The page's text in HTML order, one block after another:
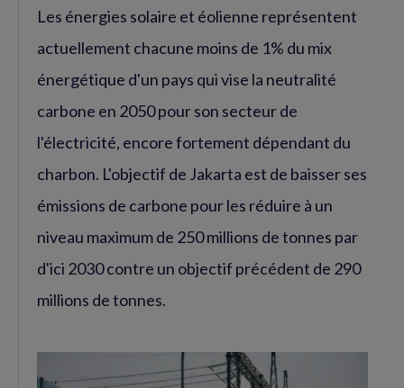
Les énergies solaire et éolienne représentent
actuellement chacune moins de 1% du mix
énergétique d'un pays qui vise la neutralité
carbone en 2050 pour son secteur de
l'électricité, encore fortement dépendant du
charbon. L'objectif de Jakarta est de baisser ses
émissions de carbone pour les réduire à un
niveau maximum de 250 millions de tonnes par
d'ici 2030 contre un objectif précédent de 290
millions de tonnes.